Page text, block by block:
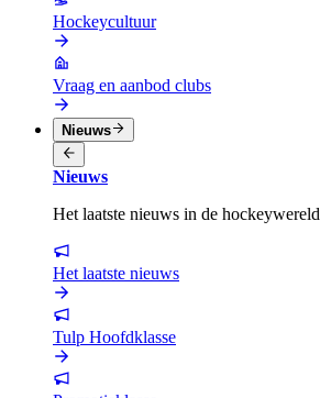
Hockeycultuur
Vraag en aanbod clubs
Nieuws
Nieuws
Het laatste nieuws in de hockeywereld
Het laatste nieuws
Tulp Hoofdklasse